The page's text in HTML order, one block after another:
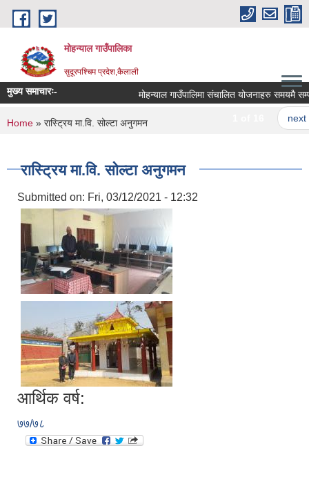
Skip to main content
मोहन्याल गाउँपालिका
सुदूरपश्चिम प्रदेश,कैलाली
मुख्य समाचारः- मोहन्याल गाउँपालिमा संचालित योजनाहरु समयमै
next ›
You are here
Home » रास्ट्रिय मा.वि. सोल्टा अनुगमन
रास्ट्रिय मा.वि. सोल्टा अनुगमन
Submitted on: Fri, 03/12/2021 - 12:32
आर्थिक वर्ष:
७७/७८